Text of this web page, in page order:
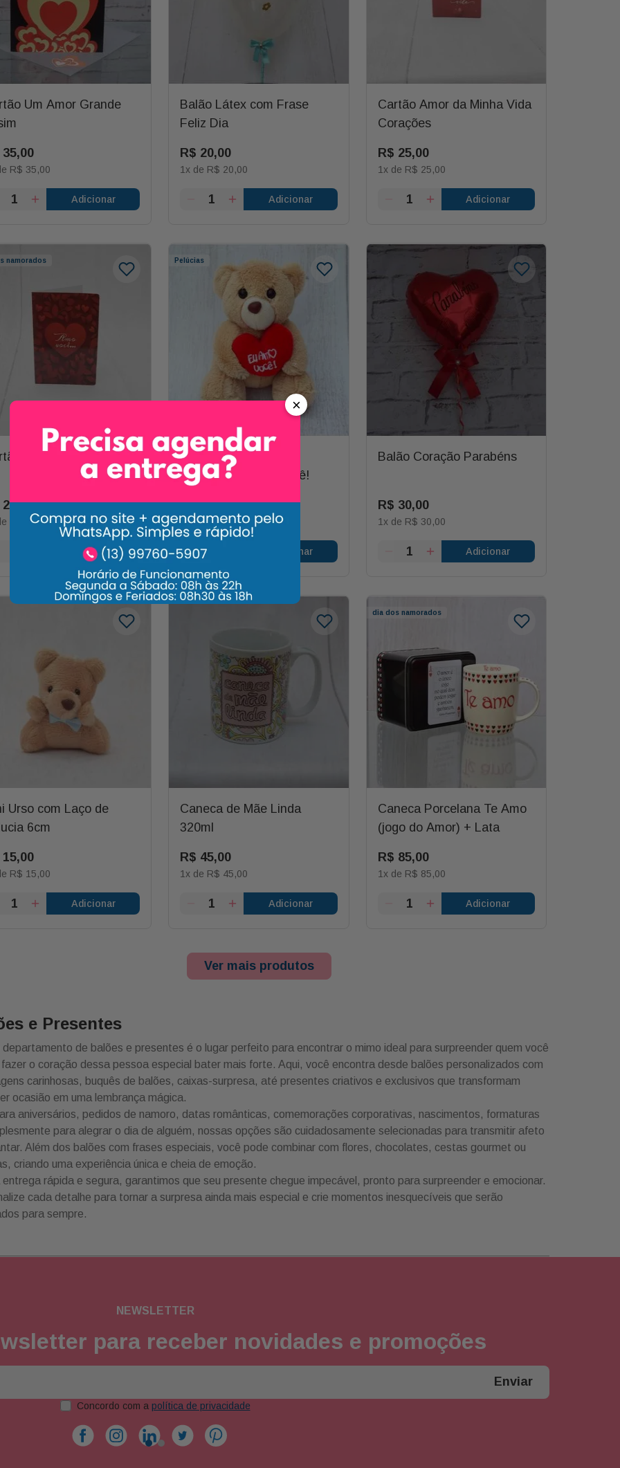
Um Amor Grande
35,00
R$ 35,00
Adicionar
Balão Látex com Frase
Feliz Dia
R$ 20,00
1x de R$ 20,00
Adicionar
Cartão Amor da Minha Vida
Corações
R$ 25,00
1x de R$ 25,00
Adicionar
namorados
Amo Você
25,00
25,00
Adicionar
Pelúcias
Urso Paupei Mini C/
Coração Eu Amo Você!
R$ 80,00
1x deR$ 80,00
Adicionar
Balão Coração Parabéns
R$ 30,00
1x de R$ 30,00
Adicionar
Urso com Laço de
6cm
15,00
R$ 15,00
Adicionar
Caneca de Mãe Linda
320ml
R$ 45,00
1x de R$ 45,00
Adicionar
dia dos namorados
Caneca Porcelana Te Amo
(jogo do Amor) + Lata
R$ 85,00
1x de R$ 85,00
Adicionar
Ver mais produtos
e Presentes
departamento de balões e presentes é o lugar perfeito para encontrar o mimo ideal para surpreender quem você
o coração dessa pessoa especial bater mais forte. Aqui, você encontra desde balões personalizados com
carinhosas, buquês de balões, caixas-surpresa, até presentes criativos e exclusivos que transformam
ocasião em uma lembrança mágica.
aniversários, pedidos de namoro, datas românticas, comemorações corporativas, nascimentos, formaturas
para alegrar o dia de alguém, nossas opções são cuidadosamente selecionadas para transmitir afeto
Além dos balões com frases especiais, você pode combinar com flores, chocolates, cestas gourmet ou
criando uma experiência única e cheia de emoção.
entrega rápida e segura, garantimos que seu presente chegue impecável, pronto para surpreender e emocionar.
cada detalhe para tornar a surpresa ainda mais especial e crie momentos inesquecíveis que serão
para sempre.
NEWSLETTER
para receber novidades e promoções
Enviar
Concordo com a política de privacidade
×